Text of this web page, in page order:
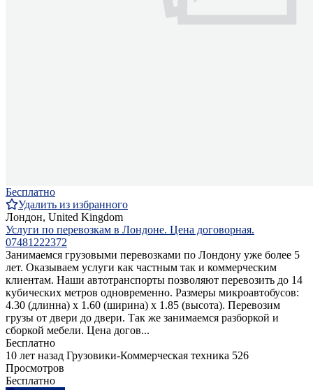
Бесплатно
Удалить из избранного
Лондон, United Kingdom
Услуги по перевозкам в Лондоне. Цена договорная.
07481222372
Занимаемся грузовыми перевозками по Лондону уже более 5
лет. Оказываем услуги как частным так и коммерческим
клиентам. Наши автотранспорты позволяют перевозить до 14
кубических метров одновременно. Размеры микроавтобусов:
4.30 (длинна) х 1.60 (ширина) х 1.85 (высота). Перевозим
грузы от двери до двери. Так же занимаемся разборкой и
сборкой мебели. Цена догов...
Бесплатно
10 лет назад Грузовики-Коммерческая техника 526
Просмотров
Бесплатно